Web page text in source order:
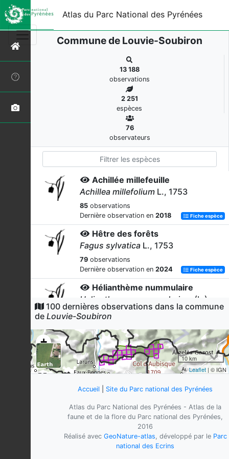
Atlas du Parc National des Pyrénées
Commune de Louvie-Soubiron
13 188
observations
2 251
espèces
76
observateurs
Achillée millefeuille
Achillea millefolium L., 1753
85 observations
Dernière observation en 2018 Fiche espèce
Hêtre des forêts
Fagus sylvatica L., 1753
79 observations
Dernière observation en 2024 Fiche espèce
Hélianthème nummulaire
Helianthemum nummularium
(L.)
Mill., 1768
Dernière observation en 2018 Fiche espèce
Ptéridion aigle
Pteridium aquilinum(L.) Kuhn, 1879
Dernière observation en2016 Fiche espèce
Noisetier commun
Corylus avellanaL., 1753
Dernière observation en2016 Fiche espèce
100 dernières observations dans la commune
de Louvie-Soubiron
+
10 km
Leaflet | © IGN
Accueil Site du Parc national des Pyrénées
Atlas du Parc National des Pyrénées - Atlas de la
faune et de la flore du Parc national des Pyrénées,
2016
Réalisé avec GeoNature-atlas, développé par le Parc
national des Ecrins